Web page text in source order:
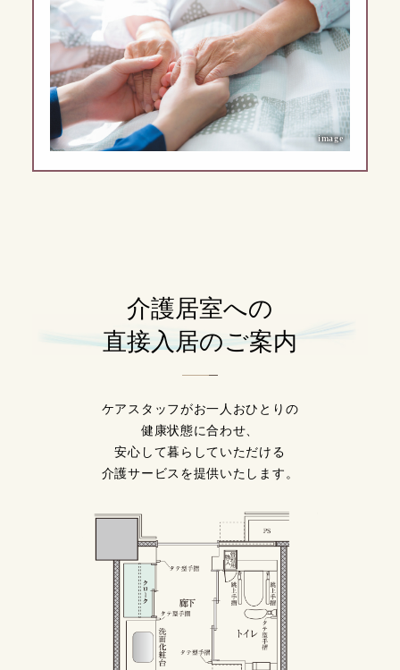
image
介護居室への
直接入居のご案内
ケアスタッフがお一人おひとりの
健康状態に合わせ、
安心して暮らしていただける
介護サービスを提供いたします。